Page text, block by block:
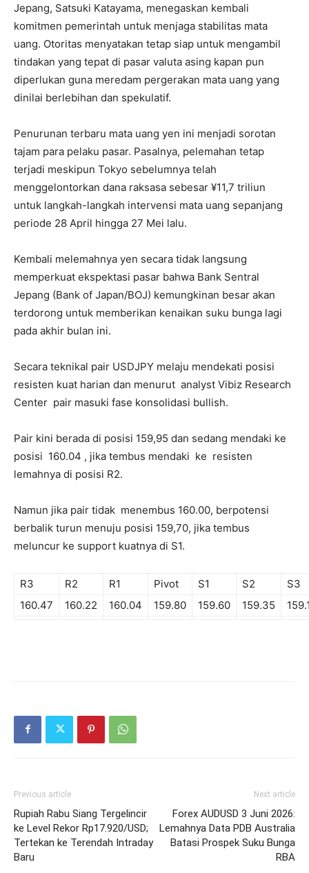
Jepang, Satsuki Katayama, menegaskan kembali
komitmen pemerintah untuk menjaga stabilitas mata
uang. Otoritas menyatakan tetap siap untuk mengambil
tindakan yang tepat di pasar valuta asing kapan pun
diperlukan guna meredam pergerakan mata uang yang
dinilai berlebihan dan spekulatif.
Penurunan terbaru mata uang yen ini menjadi sorotan
tajam para pelaku pasar. Pasalnya, pelemahan tetap
terjadi meskipun Tokyo sebelumnya telah
menggelontorkan dana raksasa sebesar ¥11,7 triliun
untuk langkah-langkah intervensi mata uang sepanjang
periode 28 April hingga 27 Mei lalu.
Kembali melemahnya yen secara tidak langsung
memperkuat ekspektasi pasar bahwa Bank Sentral
Jepang (Bank of Japan/BOJ) kemungkinan besar akan
terdorong untuk memberikan kenaikan suku bunga lagi
pada akhir bulan ini.
Secara teknikal pair USDJPY melaju mendekati posisi
resisten kuat harian dan menurut analyst Vibiz Research
Center pair masuki fase konsolidasi bullish.
Pair kini berada di posisi 159,95 dan sedang mendaki ke
posisi 160.04 , jika tembus mendaki ke resisten
lemahnya di posisi R2.
Namun jika pair tidak menembus 160.00, berpotensi
berbalik turun menuju posisi 159,70, jika tembus
meluncur ke support kuatnya di S1.
R3 R2 R1 Pivot S1 S2
S3
160.47
160.22 160.04 159.80 159.60 159.35
Previous article
Rupiah Rabu Siang Tergelincir
ke Level Rekor Rp17.920/USD;
Tertekan ke Terendah Intraday
Baru
Next article
Forex AUDUSD 3 Juni 2026:
Lemahnya Data PDB Australia
Batasi Prospek Suku Bunga
RBA